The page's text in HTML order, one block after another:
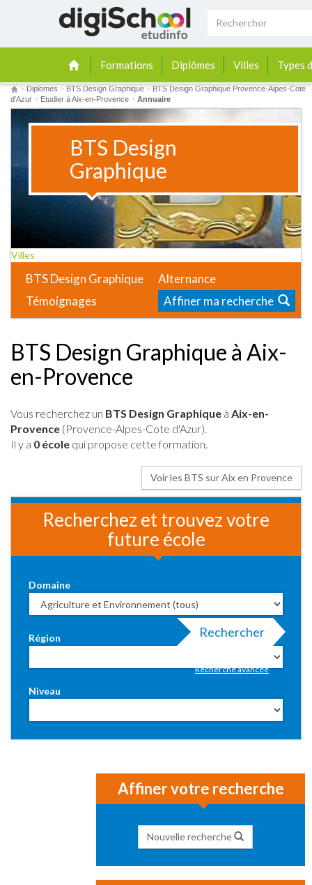
Formations Diplômes Villes Types
> Diplomes > BTS Design Graphique > BTS Design Graphique Provence-Alpes-Cote
d'Azur > Etudier à Aix-en-Provence > Annuaire
BTS Design
Graphique
Villes
BTS Design Graphique
Alternance
Témoignages
Affiner ma recherche
BTS Design Graphique à Aix-
en-Provence
Vous recherchez un BTS Design Graphique à Aix-en-
Provence (Provence-Alpes-Cote d'Azur).
Il y a 0 école qui propose cette formation.
Voir les BTS sur Aix en Provence
Recherchez et trouvez votre
future école
Domaine
Région
Niveau
Rechercher
Recherche avancée
Affiner votre recherche
Nouvelle recherche